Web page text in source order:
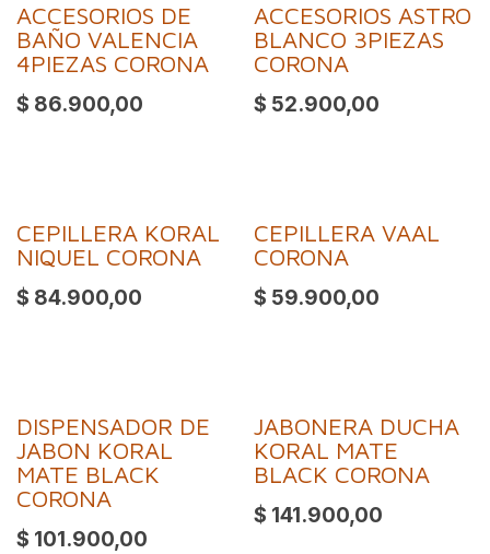
ACCESORIOS DE
BAÑO VALENCIA
4PIEZAS CORONA
$ 86.900,00
ACCESORIOS ASTRO
BLANCO 3PIEZAS
CORONA
$ 52.900,00
CEPILLERA KORAL
NIQUEL CORONA
$ 84.900,00
CEPILLERA VAAL
CORONA
$ 59.900,00
DISPENSADOR DE
JABON KORAL
MATE BLACK
CORONA
$ 101.900,00
JABONERA DUCHA
KORAL MATE
BLACK CORONA
$ 141.900,00